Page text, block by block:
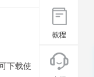
下载使